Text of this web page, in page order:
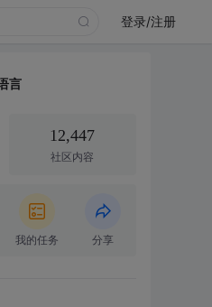
登录/注册
言
12,447
社区内容
我的任务 分享